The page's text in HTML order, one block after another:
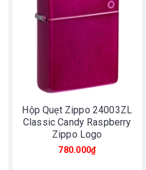
Hộp Quẹt Zippo 24003ZL
Classic Candy Raspberry
Zippo Logo
780.000₫